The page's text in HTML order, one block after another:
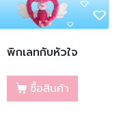
พิกเลทกับหัวใจ
ซื้อสินค้า